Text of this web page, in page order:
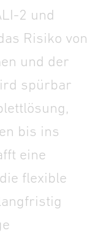
2 und
Risiko von
und der
spürbar
bis ins
eine
flexible